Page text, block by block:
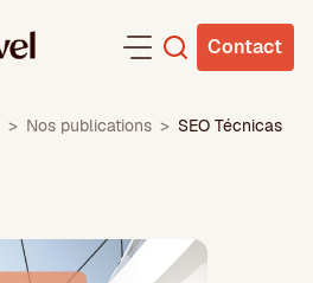
Contact
> Nos publications > SEO Técnicas